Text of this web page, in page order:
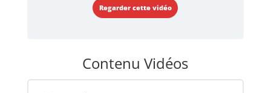
Regarder cette vidéo
Contenu Vidéos